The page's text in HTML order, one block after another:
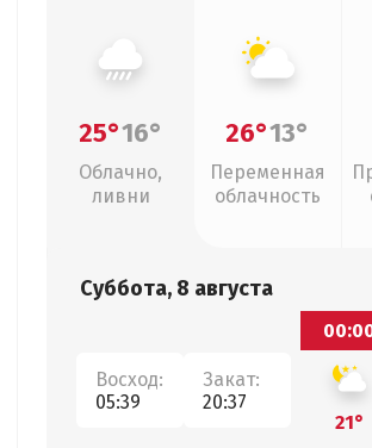
25°16°
Облачно,
ливни
26°13°
Переменная
облачность
Суббота, 8 августа
Восход:
05:39
Закат:
20:37
21°